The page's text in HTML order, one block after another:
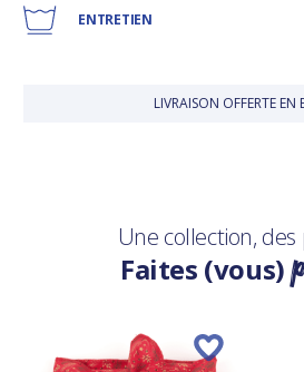
ENTRETIEN
LIVRAISON OFFERTE
Une collection,
Faites (vous)